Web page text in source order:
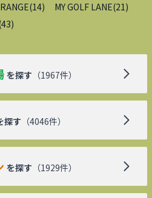
(14) MY GOLF LANE(21)
43)
を探す （1967件）
探す （4046件）
を探す （1929件）